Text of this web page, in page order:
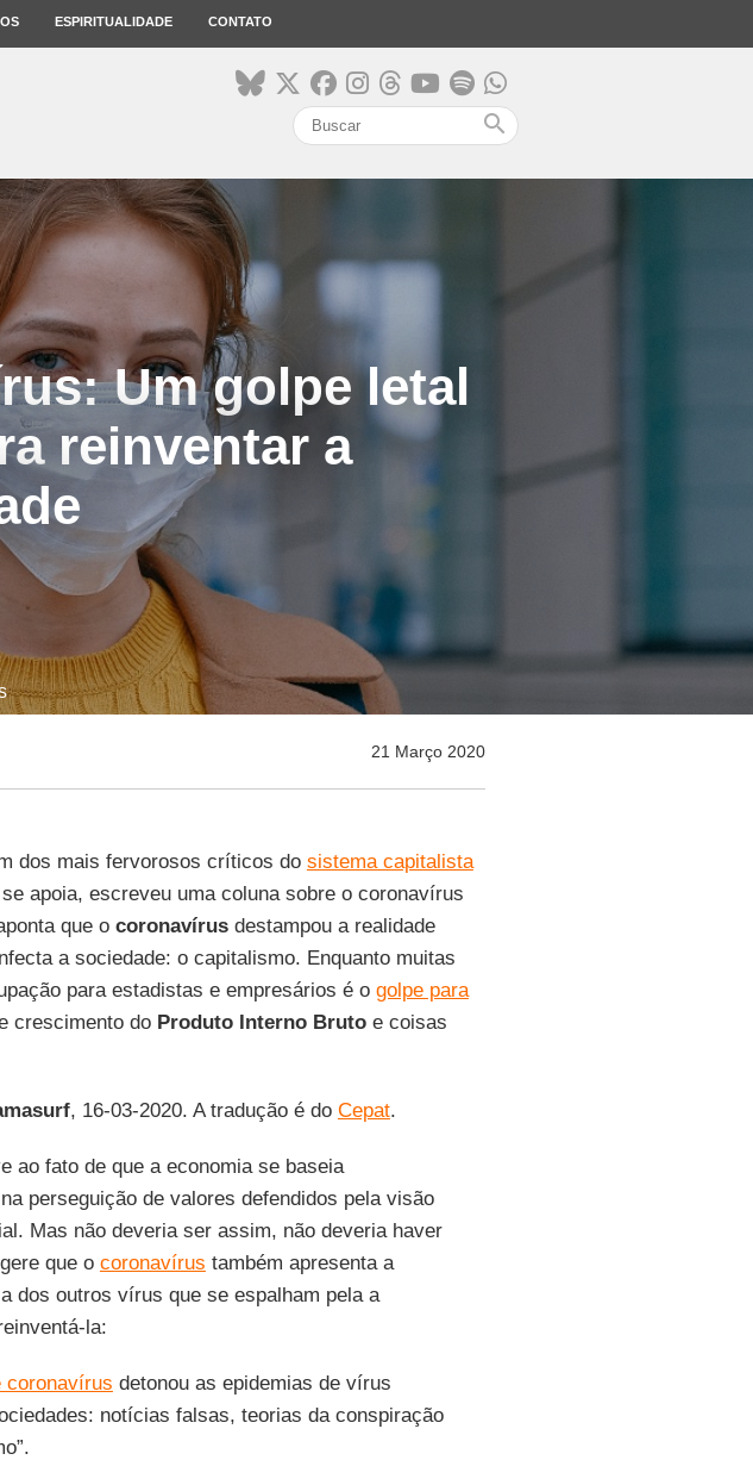
ESPIRITUALIDADE CONTATO
search
Um golpe letal
reinventar a
21 Março 2020
dos mais fervorosos críticos do sistema capitalista
apoia, escreveu uma coluna sobre o coronavírus
que o coronavírusdestampou a realidade
a sociedade: o capitalismo. Enquanto muitas
para estadistas e empresários é o golpe para
crescimento do Produto Interno Brutoe coisas
, 16-03-2020. A tradução é do Cepat.
ao fato de que a economia se baseia
perseguição de valores defendidos pela visão
Mas não deveria ser assim, não deveria haver
que o coronavírus também apresenta a
dos outros vírus que se espalham pela a
la:
coronavírus detonou as epidemias de vírus
notícias falsas, teorias da conspiração